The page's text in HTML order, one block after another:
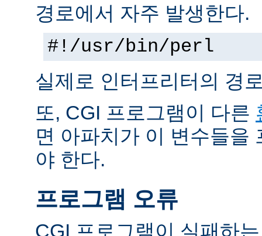
경로에서 자주 발생한다.
#!/usr/bin/perl
실제로 인터프리터의 경
또, CGI 프로그램이 다른
면 아파치가 이 변수들을
야 한다.
프로그램 오류
CGI 프로그램이 실패하